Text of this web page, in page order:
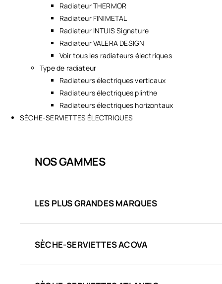
Radiateur THERMOR
Radiateur FINIMETAL
Radiateur INTUIS Signature
Radiateur VALERA DESIGN
Voir tous les radiateurs électriques
Type de radiateur
Radiateurs électriques verticaux
Radiateurs électriques plinthe
Radiateurs électriques horizontaux
SÈCHE-SERVIETTES ÉLECTRIQUES
NOS GAMMES
LES PLUS GRANDES MARQUES
SÈCHE-SERVIETTES ACOVA